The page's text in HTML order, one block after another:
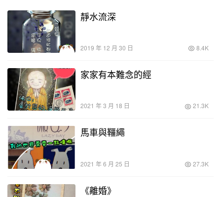
靜水流深
2019 年 12 月 30 日 8.4K
家家有本難念的經
2021 年 3 月 18 日 21.3K
馬車與韁繩
2021 年 6 月 25 日 27.3K
《離婚》